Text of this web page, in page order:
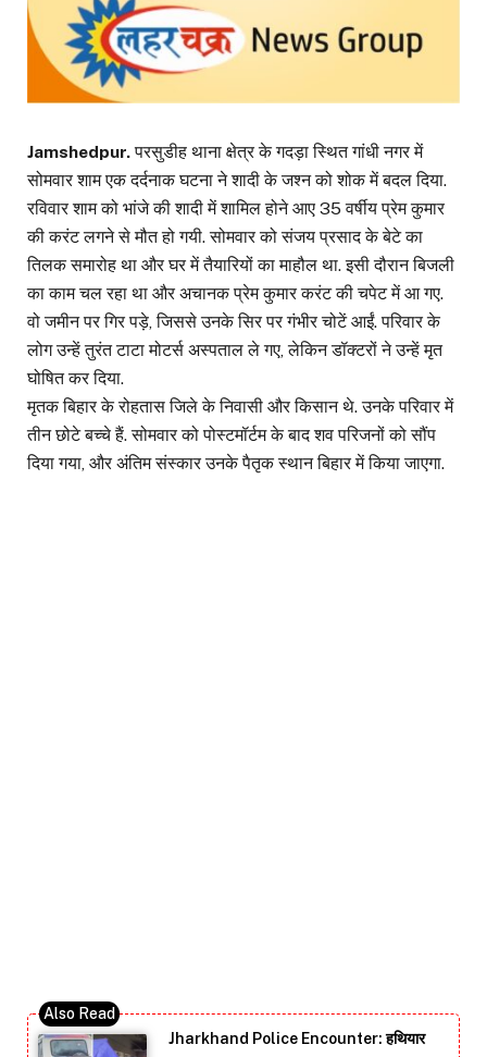
Jamshedpur.परसुडीह थाना क्षेत्र के गदड़ा स्थित गांधी नगर में
सोमवार शाम एक दर्दनाक घटना ने शादी के जश्न को शोक में बदल दिया.
रविवार शाम को भांजे की शादी में शामिल होने आए 35 वर्षीय प्रेम कुमार
की करंट लगने से मौत हो गयी. सोमवार को संजय प्रसाद के बेटे का
तिलक समारोह था और घर में तैयारियों का माहौल था. इसी दौरान बिजली
का काम चल रहा था और अचानक प्रेम कुमार करंट की चपेट में आ गए.
वो जमीन पर गिर पड़े, जिससे उनके सिर पर गंभीर चोटें आईं. परिवार के
लोग उन्हें तुरंत टाटा मोटर्स अस्पताल ले गए, लेकिन डॉक्टरों ने उन्हें मृत
घोषित कर दिया.
मृतक बिहार के रोहतास जिले के निवासी और किसान थे. उनके परिवार में
तीन छोटे बच्चे हैं. सोमवार को पोस्टमॉर्टम के बाद शव परिजनों को सौंप
दिया गया, और अंतिम संस्कार उनके पैतृक स्थान बिहार में किया जाएगा.
Jharkhand Police Encounter: हथियार